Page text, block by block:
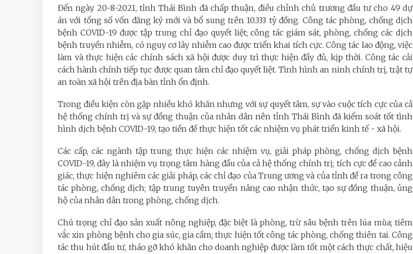
Đến ngày 20-8-2021, tỉnh Thái Bình đã chấp thuận, điều chỉnh chủ trương đầu tư cho 49 dự
án với tổng số vốn đăng ký mới và bổ sung trên 10.333 tỷ đồng. Công tác phòng, chống dịch
bệnh COVID-19 được tập trung chỉ đạo quyết liệt; công tác giám sát, phòng, chống các dịch
bệnh truyền nhiễm, có nguy cơ lây nhiễm cao được triển khai tích cực. Công tác lao động, việc
làm và thực hiện các chính sách xã hội được duy trì thực hiện đầy đủ, kịp thời. Công tác cải
cách hành chính tiếp tục được quan tâm chỉ đạo quyết liệt. Tình hình an ninh chính trị, trật tự
an toàn xã hội trên địa bàn tỉnh ổn định.
Trong điều kiện còn gặp nhiều khó khăn nhưng với sự quyết tâm, sự vào cuộc tích cực của cả
hệ thống chính trị và sự đồng thuận của nhân dân nên tỉnh Thái Bình đã kiểm soát tốt tình
hình dịch bệnh COVID-19, tạo tiền đề thực hiện tốt các nhiệm vụ phát triển kinh tế - xã hội.
Các cấp, các ngành tập trung thực hiện các nhiệm vụ, giải pháp phòng, chống dịch bệnh
COVID-19, đây là nhiệm vụ trọng tâm hàng đầu của cả hệ thống chính trị; tích cực đề cao cảnh
giác, thực hiện nghiêm các giải pháp, các chỉ đạo của Trung ương và của tỉnh đề ra trong công
tác phòng, chống dịch; tập trung tuyên truyền nâng cao nhận thức, tạo sự đồng thuận, ủng
hộ của nhân dân trong phòng, chống dịch.
Chú trọng chỉ đạo sản xuất nông nghiệp, đặc biệt là phòng, trừ sâu bệnh trên lúa mùa; tiêm
vắc xin phòng bệnh cho gia súc, gia cầm; thực hiện tốt công tác phòng, chống thiên tai. Công
tác thu hút đầu tư, tháo gỡ khó khăn cho doanh nghiệp được làm tốt một cách thực chất, hiệu